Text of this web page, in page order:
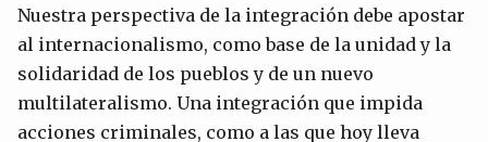
Nuestra perspectiva de la integración debe apostar
al internacionalismo, como base de la unidad y la
solidaridad de los pueblos y de un nuevo
multilateralismo. Una integración que impida
acciones criminales, como a las que hoy lleva